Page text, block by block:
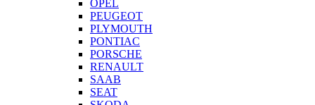
OPEL
PEUGEOT
PLYMOUTH
PONTIAC
PORSCHE
RENAULT
SAAB
SEAT